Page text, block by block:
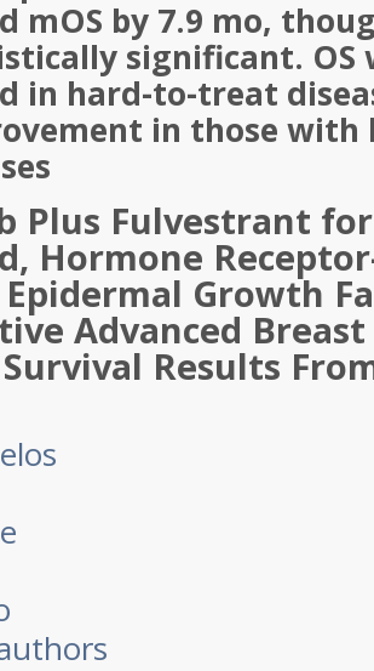
mOS by 7.9 mo,
significant. OS
in hard-to-treat
in those
Plus Fulvestrant
Hormone
Growth
Advanced
Results